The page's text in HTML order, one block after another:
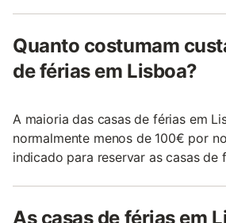
Quanto costumam
de férias em Lisboa?
A maioria das casas de férias em
normalmente menos de 100€ por
indicado para reservar as casas de
As casas de férias em